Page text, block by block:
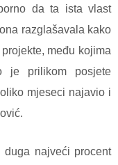
da ta ista vlast
razglašavala kako
među kojima
je prilikom posjete
mjeseci najavio i
duga najveći procent